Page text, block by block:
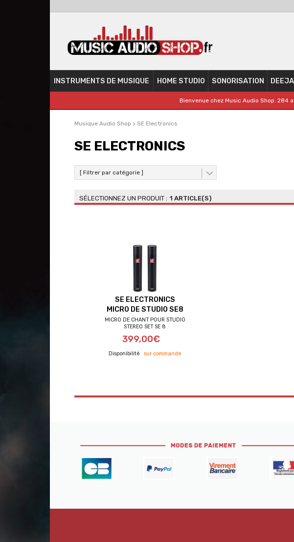
INSTRUMENTS DE MUSIQUE HOME STUDIO SONORISATION
Bienvenue chez Music Audio Shop. 284
Musique Audio Shop > SE Electronics
SE ELECTRONICS
[ Filtrer par catégorie ]
1 ARTICLE(S)
SE ELECTRONICS
MICRO DE STUDIO SE8
MICRO DE CHANT POUR STUDIO
STEREO SET SE 8
399,00€
sur commande
frais de port offerts